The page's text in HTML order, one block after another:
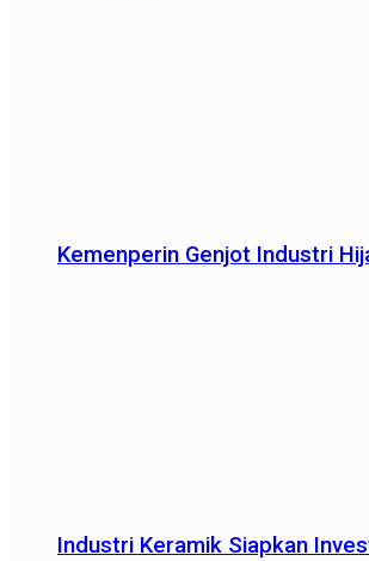
Kemenperin Genjot Industri
Industri Keramik Siapkan